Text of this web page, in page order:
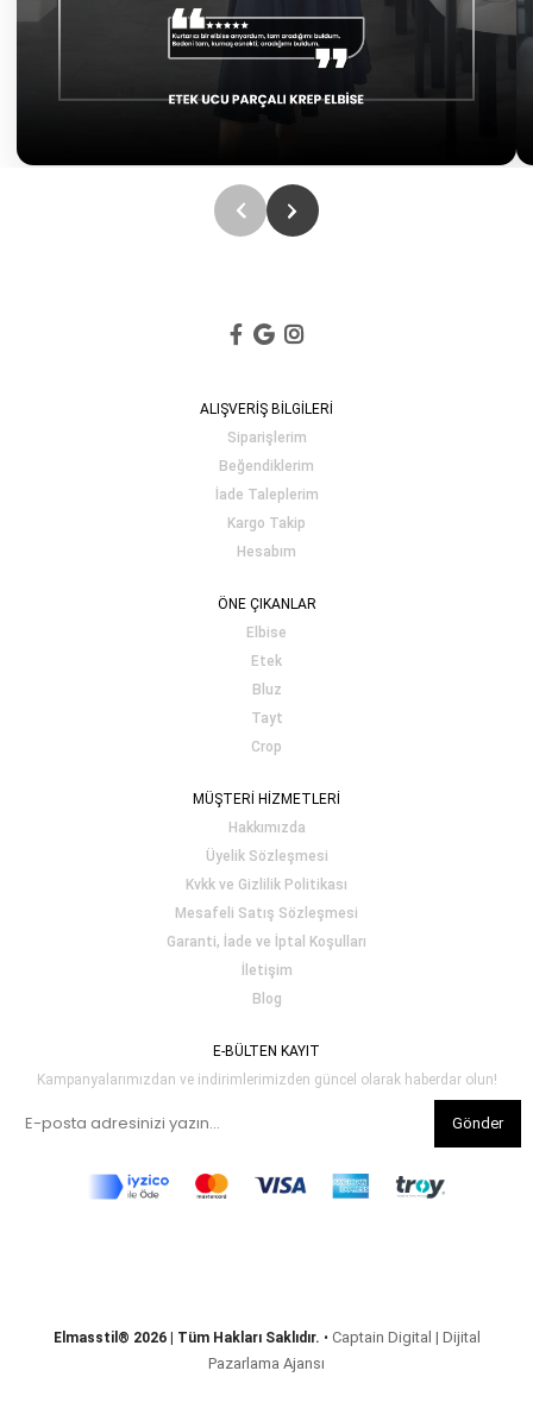
ALIŞVERİŞ BİLGİLERİ
Siparişlerim
Beğendiklerim
İade Taleplerim
Kargo Takip
Hesabım
ÖNE ÇIKANLAR
Elbise
Etek
Bluz
Tayt
Crop
MÜŞTERİ HİZMETLERİ
Hakkımızda
Üyelik Sözleşmesi
Kvkk ve Gizlilik Politikası
Mesafeli Satış Sözleşmesi
Garanti, İade ve İptal Koşulları
İletişim
Blog
E-BÜLTEN KAYIT
Kampanyalarımızdan ve indirimlerimizden güncel olarak haberdar olun!
Gönder
Elmasstil® 2026 | Tüm Hakları Saklıdır. • Captain Digital | Dijital
Pazarlama Ajansı